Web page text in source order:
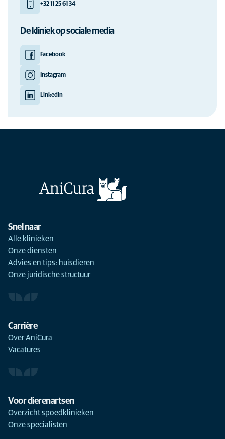
+32 11 25 61 34
De kliniek op sociale media
Facebook
Instagram
LinkedIn
Snel naar
Alle klinieken
Onze diensten
Advies en tips: huisdieren
Onze juridische structuur
Carrière
Over AniCura
Vacatures
Voor dierenartsen
Overzicht spoedklinieken
Onze specialisten